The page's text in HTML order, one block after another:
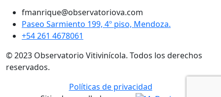
fmanrique@observatoriova.com
Paseo Sarmiento 199, 4º piso, Mendoza.
+54 261 4678061
© 2023 Observatorio Vitivinícola. Todos los derechos
reservados.
Políticas de privacidad